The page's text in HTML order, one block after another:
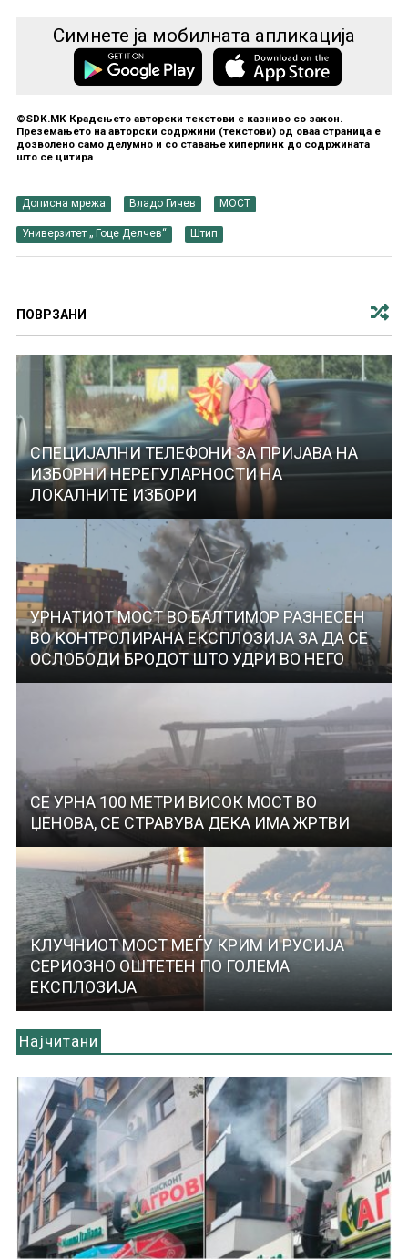
Симнете ја мобилната апликација
©SDK.MK Крадењето авторски текстови е казниво со закон.
Преземањето на авторски содржини (текстови) од оваа страница е
дозволено само делумно и со ставање хиперлинк до содржината
што се цитира
Дописна мрежа Владо Гичев МОСТ
Универзитет „ Гоце Делчев“ Штип
ПОВРЗАНИ
СПЕЦИЈАЛНИ ТЕЛЕФОНИ ЗА ПРИЈАВА НА
ИЗБОРНИ НЕРЕГУЛАРНОСТИ НА
ЛОКАЛНИТЕ ИЗБОРИ
УРНАТИОТ МОСТ ВО БАЛТИМОР РАЗНЕСЕН
ВО КОНТРОЛИРАНА ЕКСПЛОЗИЈА ЗА ДА СЕ
ОСЛОБОДИ БРОДОТ ШТО УДРИ ВО НЕГО
СЕ УРНА 100 МЕТРИ ВИСОК МОСТ ВО
ЏЕНОВА, СЕ СТРАВУВА ДЕКА ИМА ЖРТВИ
КЛУЧНИОТ МОСТ МЕЃУ КРИМ И РУСИЈА
СЕРИОЗНО ОШТЕТЕН ПО ГОЛЕМА
ЕКСПЛОЗИЈА
Најчитани